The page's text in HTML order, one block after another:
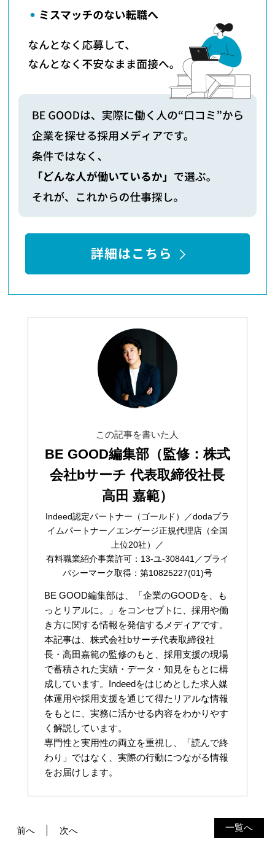
この記事を書いた人
BE GOOD編集部（監修：株式
会社bサーチ 代表取締役社長
高田 嘉範）
Indeed認定パートナー（ゴールド）／dodaプラ
イムパートナー／エンゲージ正規代理店（全国
上位20社）／
有料職業紹介事業許可：13-ユ-308441／プライ
バシーマーク取得：第10825227(01)号
BE GOOD編集部は、「企業のGOODを、も
っとリアルに。」をコンセプトに、採用や働
き方に関する情報を発信するメディアです。
本記事は、株式会社bサーチ代表取締役社
長・高田嘉範の監修のもと、採用支援の現場
で蓄積された実績・データ・知見をもとに構
成しています。Indeedをはじめとした求人媒
体運用や採用支援を通じて得たリアルな情報
をもとに、実務に活かせる内容をわかりやす
く解説しています。
専門性と実用性の両立を重視し、「読んで終
わり」ではなく、実際の行動につながる情報
をお届けします。
一覧へ
前へ 次へ